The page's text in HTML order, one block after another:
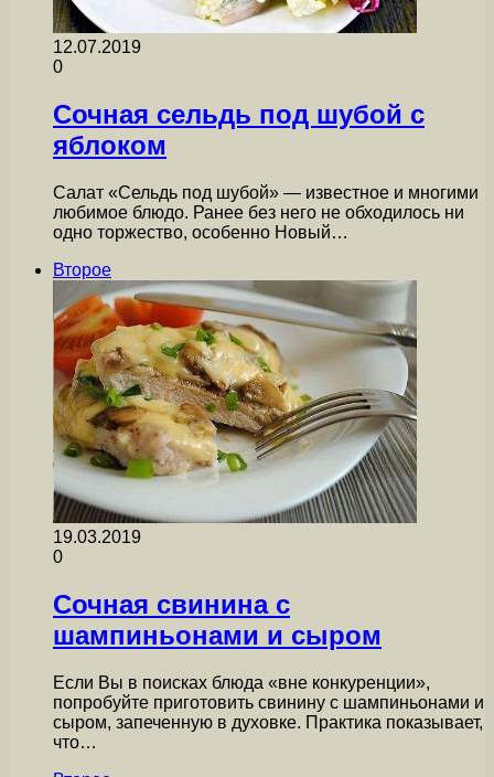
12.07.2019
0
Сочная сельдь под шубой с
яблоком
Салат «Сельдь под шубой» — известное и многими
любимое блюдо. Ранее без него не обходилось ни
одно торжество, особенно Новый…
Второе
19.03.2019
0
Сочная свинина с
шампиньонами и сыром
Если Вы в поисках блюда «вне конкуренции»,
попробуйте приготовить свинину с шампиньонами и
сыром, запеченную в духовке. Практика показывает,
что…